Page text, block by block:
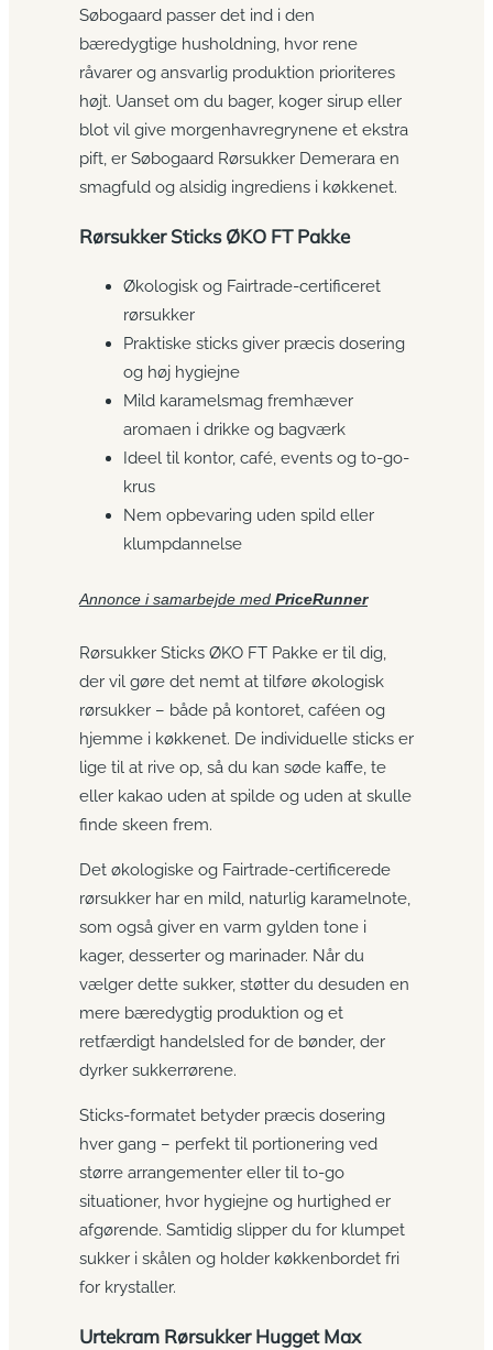
Søbogaard passer det ind i den
bæredygtige husholdning, hvor rene
råvarer og ansvarlig produktion prioriteres
højt. Uanset om du bager, koger sirup eller
blot vil give morgenhavregrynene et ekstra
pift, er Søbogaard Rørsukker Demerara en
smagfuld og alsidig ingrediens i køkkenet.
Rørsukker Sticks ØKO FT Pakke
Økologisk og Fairtrade-certificeret
rørsukker
Praktiske sticks giver præcis dosering
og høj hygiejne
Mild karamelsmag fremhæver
aromaen i drikke og bagværk
Ideel til kontor, café, events og to-go-
krus
Nem opbevaring uden spild eller
klumpdannelse
Annonce i samarbejde med PriceRunner
Rørsukker Sticks ØKO FT Pakke er til dig,
der vil gøre det nemt at tilføre økologisk
rørsukker – både på kontoret, caféen og
hjemme i køkkenet. De individuelle sticks er
lige til at rive op, så du kan søde kaffe, te
eller kakao uden at spilde og uden at skulle
finde skeen frem.
Det økologiske og Fairtrade-certificerede
rørsukker har en mild, naturlig karamelnote,
som også giver en varm gylden tone i
kager, desserter og marinader. Når du
vælger dette sukker, støtter du desuden en
mere bæredygtig produktion og et
retfærdigt handelsled for de bønder, der
dyrker sukkerrørene.
Sticks-formatet betyder præcis dosering
hver gang – perfekt til portionering ved
større arrangementer eller til to-go
situationer, hvor hygiejne og hurtighed er
afgørende. Samtidig slipper du for klumpet
sukker i skålen og holder køkkenbordet fri
for krystaller.
Urtekram Rørsukker Hugget Max